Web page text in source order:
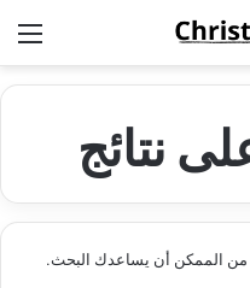
نتائج
من الممكن أن يساعدك البحث.